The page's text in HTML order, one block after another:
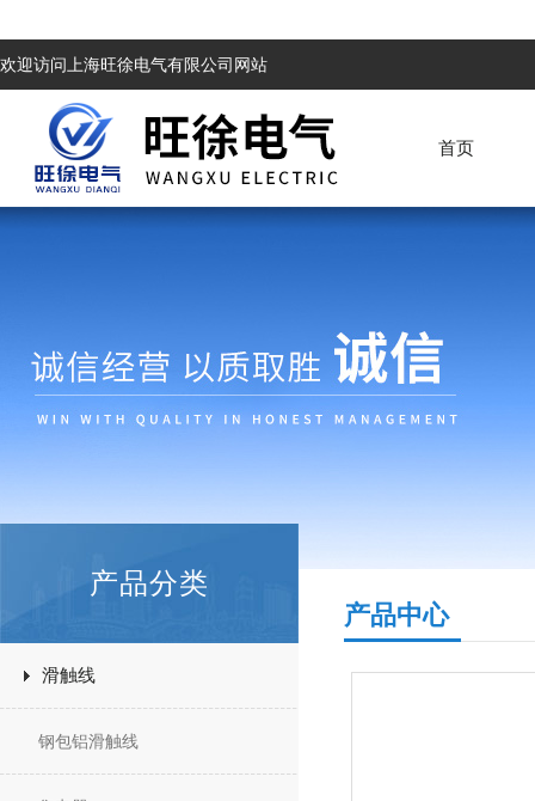
欢迎访问上海旺徐电气有限公司网站
首页
产品分类
滑触线
钢包铝滑触线
产品中心